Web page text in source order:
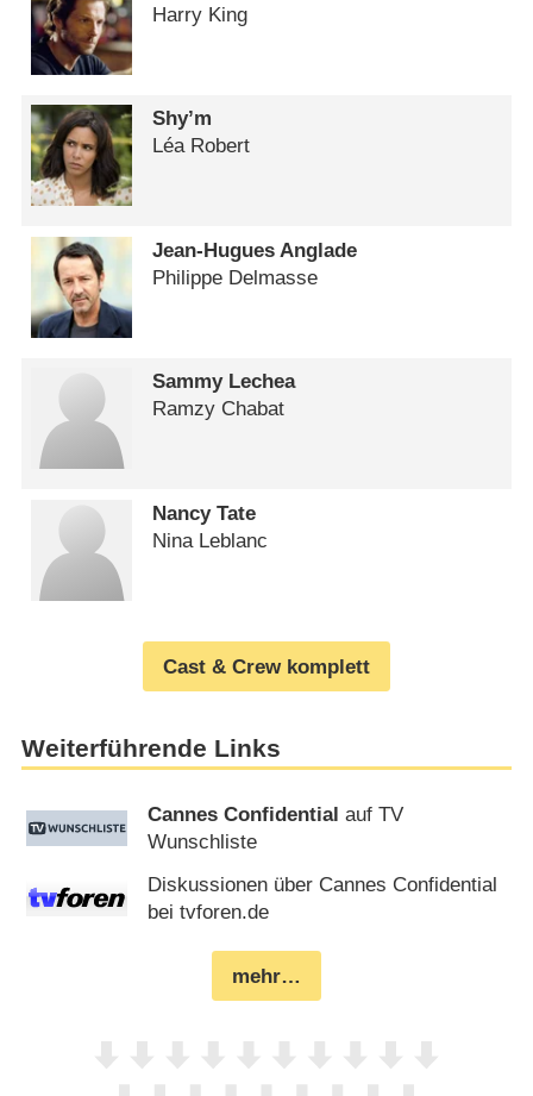
Harry King
Shy’m
Léa Robert
Jean-Hugues Anglade
Philippe Delmasse
Sammy Lechea
Ramzy Chabat
Nancy Tate
Nina Leblanc
Cast & Crew komplett
Weiterführende Links
Cannes Confidential auf TV
Wunschliste
Diskussionen über Cannes Confidential
bei tvforen.de
mehr…